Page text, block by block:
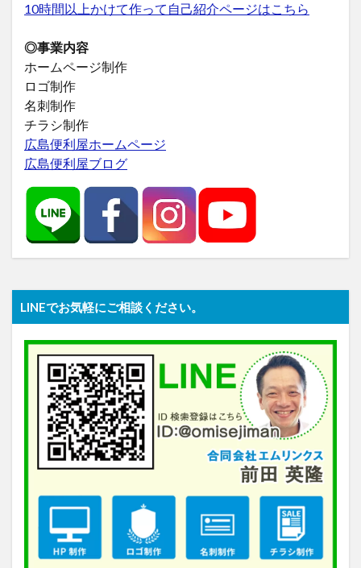
10時間以上かけて作って自己紹介ページはこちら
◎事業内容
ホームページ制作
ロゴ制作
名刺制作
チラシ制作
広島便利屋ホームページ
広島便利屋ブログ
LINEでお気軽にご相談ください。